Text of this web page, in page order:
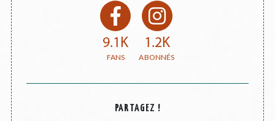
9.1K 1.2K
PARTAGEZ !